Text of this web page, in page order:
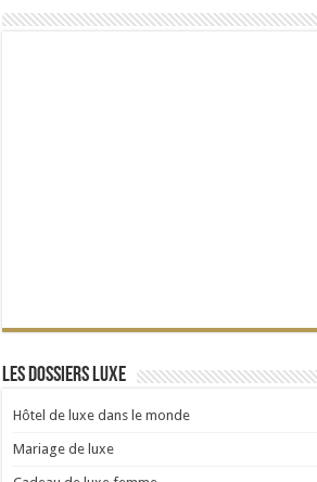
Les dossiers Luxe
Hôtel de luxe dans le monde
Mariage de luxe